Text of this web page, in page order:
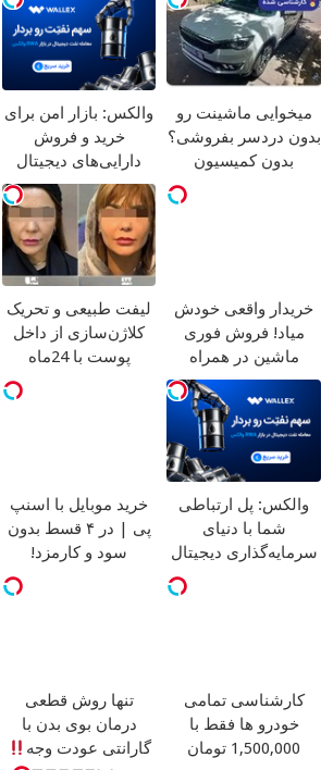
میخوایی ماشینت رو
بدون دردسر بفروشی؟
بدون کمیسیون
والکس: بازار امن برای
خرید و فروش
دارایی‌های دیجیتال
خریدار واقعی خودش
میاد! فروش فوری
ماشین در همراه
مکانیک
لیفت طبیعی و تحریک
کلاژن‌سازی از داخل
پوست با 24ماه
جوان شو
والکس: پل ارتباطی
شما با دنیای
سرمایه‌گذاری دیجیتال
خرید موبایل با اسنپ
پی | در ۴ قسط بدون
سود و کارمزد!
کارشناسی تمامی
خودرو ها فقط با
1,500,000 تومان
تنها روش قطعی
درمان بوی بدن با
گارانتی عودت وجه